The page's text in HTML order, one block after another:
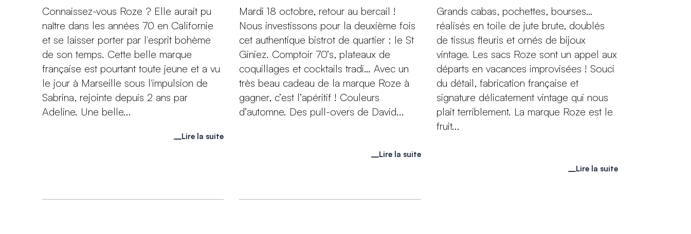
Connaissez-vous Roze ? Elle aurait pu
naître dans les années 70 en Californie
et se laisser porter par l'esprit bohème
de son temps. Cette belle marque
française est pourtant toute jeune et a vu
le jour à Marseille sous l'impulsion de
Sabrina, rejointe depuis 2 ans par
Adeline. Une belle...
Lire la suite
Mardi 18 octobre, retour au bercail !
Nous investissons pour la deuxième fois
cet authentique bistrot de quartier : le St
Giniez. Comptoir 70’s, plateaux de
coquillages et cocktails tradi… Avec un
très beau cadeau de la marque Roze à
gagner, c’est l’apéritif ! Couleurs
d’automne. Des pull-overs de David...
Lire la suite
Grands cabas, pochettes, bourses…
réalisés en toile de jute brute, doublés
de tissus fleuris et ornés de bijoux
vintage. Les sacs Roze sont un appel aux
départs en vacances improvisées ! Souci
du détail, fabrication française et
signature délicatement vintage qui nous
plait terriblement. La marque Roze est le
fruit...
Lire la suite